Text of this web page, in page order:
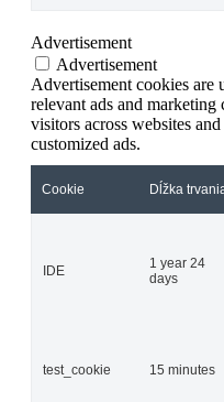
Advertisement
Advertisement
Advertisement cookies are
relevant ads and marketing
visitors across websites
customized ads.
Cookie Dĺžka
IDE
1 year 24
days
test_cookie 15 minutes